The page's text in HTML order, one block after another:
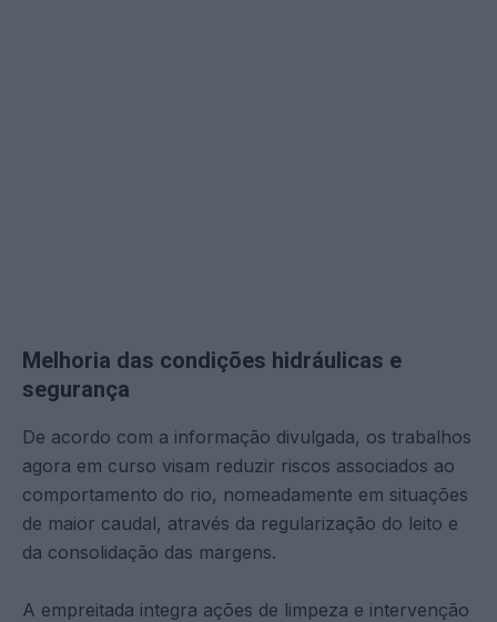
Melhoria das condições hidráulicas e
segurança
De acordo com a informação divulgada, os trabalhos
agora em curso visam reduzir riscos associados ao
comportamento do rio, nomeadamente em situações
de maior caudal, através da regularização do leito e
da consolidação das margens.
A empreitada integra ações de limpeza e intervenção